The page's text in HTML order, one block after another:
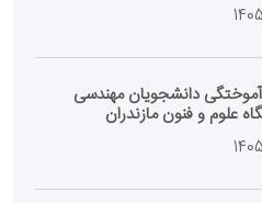
دانشجویان مهندسی
علوم و فنون مازندران